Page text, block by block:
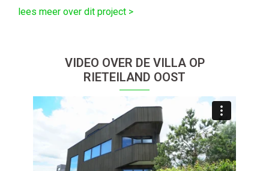
lees meer over dit project >
VIDEO OVER DE VILLA OP
RIETEILAND OOST